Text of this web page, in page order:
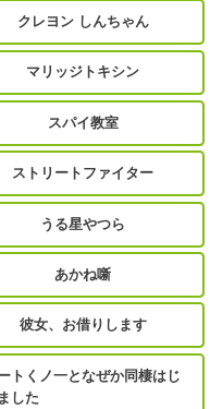
クレヨン しんちゃん
マリッジトキシン
スパイ教室
ストリートファイター
うる星やつら
あかね噺
彼女、お借りします
トくノ一となぜか同棲はじ
した